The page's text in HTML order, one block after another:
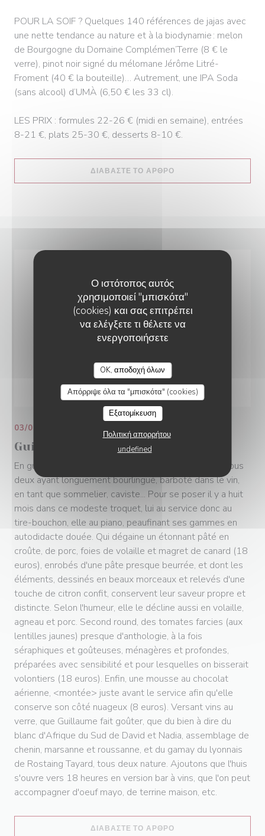
Ο ιστότοπος αυτός
χρησιμοποιεί "μπισκότα"
(cookies) και σας επιτρέπει
να ελέγξετε τι θέλετε να
ενεργοποιήσετε
OK, αποδοχή όλων
Απόρριψε όλα τα "μπισκότα" (cookies)
Εξατομίκευση
Πολιτική απορρήτου
undefined
POUR LA SOIF ? Quelques 140 références de jajas avec
une nette tendance au nature et à la biodynamie : melon
de Bourgogne du Domaine Complémen’Terre (8 € le
verre), pinot noir signé du mélomane Jérôme Litré-
Froment (40 € la bouteille)… Autrement, une IPA Soda
(sans alcool) d’UMÀ (6,50 € les 33 cl).
LES PRIX : formules 22-26 € (midi en semaine), entrées
8-21 €, plats 25-30 €, desserts 8-10 €.
ΔΙΑΒΆΣΤΕ ΤΟ ΆΡΘΡΟ
Guide Lebey - Bistrot - Rencontres
03/09/2024
En guise de rencontre, celle de Guillaume et Emilie, tous
deux ayant longuement bourlingué, barboté dans le vin,
en tant que sommelier, caviste... Pour se poser il y a huit
mois dans ce modeste troquet, lui au service donc au
tire-bouchon, elle au piano, peaufinant ses gammes en
autodidacte douée. Qui dégaine un étonnant pâté en
croûte, de porc, foies de volaille et magret de canard (18
euros), enrobés d'une pâte presque beurrée, et dont les
éléments, dessinés en beaux morceaux et relevés d'une
touche de citron confit, conservent leur saveur propre et
distincte. Selon l'humeur, elle le décline aussi en volaille,
agneau et porc. Second round, des tomates farcies (aux
lentilles jaunes) presque d'anthologie, à la fois
séraphiques et goûteuses, ménagères et profondes,
préparées avec sensibilité et pour lesquelles on bisserait
volontiers (18 euros). Enfin, une mousse au chocolat
aérienne, <montée> juste avant le service afin qu'elle
conserve son côté nuageux (8 euros). Versant vins au
verre, que Guillaume fait goûter, que du bien à dire du
blanc d'Afrique du Sud de David et Nadia, assemblage de
chenin, marsanne et roussanne, et du gamay du lyonnais
de Rostaing Tayard, tous deux nature. Ajoutons que l'huis
s'ouvre vers 18 heures en version bar à vins, que l'on peut
accompagner d'oeuf mayo, de terrine maison, etc.
ΔΙΑΒΆΣΤΕ ΤΟ ΆΡΘΡΟ